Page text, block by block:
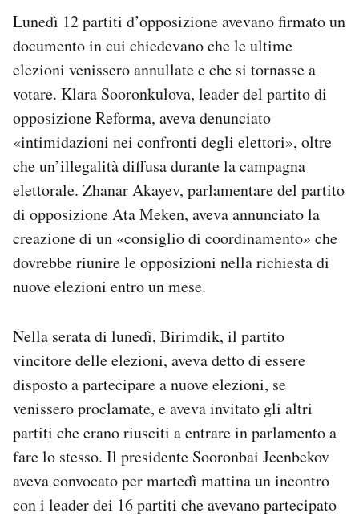
Lunedì 12 partiti d’opposizione avevano firmato un
documento in cui chiedevano che le ultime
elezioni venissero annullate e che si tornasse a
votare. Klara Sooronkulova, leader del partito di
opposizione Reforma, aveva denunciato
«intimidazioni nei confronti degli elettori», oltre
che un’illegalità diffusa durante la campagna
elettorale. Zhanar Akayev, parlamentare del partito
di opposizione Ata Meken, aveva annunciato la
creazione di un «consiglio di coordinamento» che
dovrebbe riunire le opposizioni nella richiesta di
nuove elezioni entro un mese.
Nella serata di lunedì, Birimdik, il partito
vincitore delle elezioni, aveva detto di essere
disposto a partecipare a nuove elezioni, se
venissero proclamate, e aveva invitato gli altri
partiti che erano riusciti a entrare in parlamento a
fare lo stesso. Il presidente Sooronbai Jeenbekov
aveva convocato per martedì mattina un incontro
con i leader dei 16 partiti che avevano partecipato